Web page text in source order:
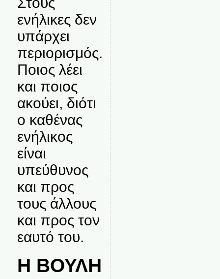
ενήλικες δεν
υπάρχει
περιορισμός.
Ποιος λέει
και ποιος
ακούει, διότι
ο καθένας
ενήλικος
είναι
υπεύθυνος
και προς
τους άλλους
και προς τον
εαυτό του.
Η ΒΟΥΛΗ